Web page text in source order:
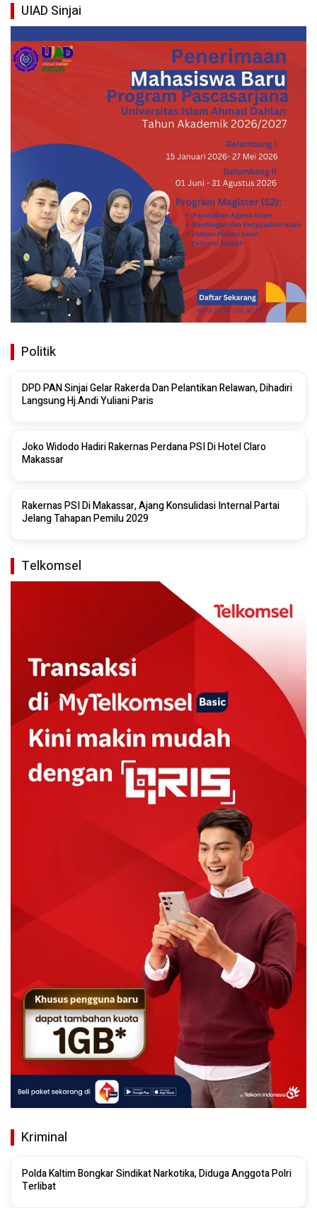
UIAD Sinjai
Politik
DPD PAN Sinjai Gelar Rakerda Dan Pelantikan Relawan, Dihadiri
Langsung Hj.Andi Yuliani Paris
Joko Widodo Hadiri Rakernas Perdana PSI Di Hotel Claro
Makassar
Rakernas PSI Di Makassar, Ajang Konsulidasi Internal Partai
Jelang Tahapan Pemilu 2029
Telkomsel
Kriminal
Polda Kaltim Bongkar Sindikat Narkotika, Diduga Anggota Polri
Terlibat